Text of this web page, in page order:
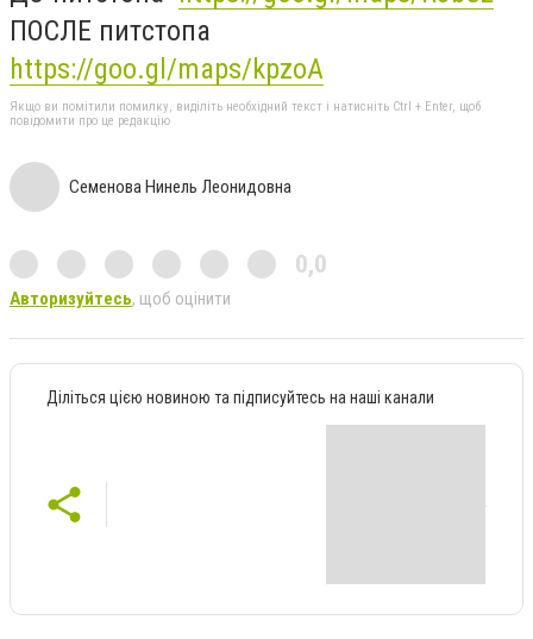
ПОСЛЕ пит­стопа
https://goo.gl/maps/kpzoA
Якщо ви помітили помилку, виділіть необхідний текст і натисніть Ctrl + Enter, щоб
повідомити про це редакцію
Семенова Нинель Леонидовна
0,0
Авторизуйтесь, щоб оцінити
Діліться цією новиною та підписуйтесь на наші канали